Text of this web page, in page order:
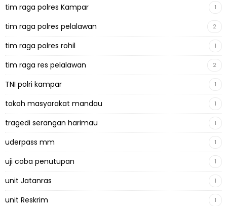
tim raga polres Kampar 1
tim raga polres pelalawan 2
tim raga polres rohil 1
tim raga res pelalawan 2
TNI polri kampar 1
tokoh masyarakat mandau 1
tragedi serangan harimau 1
uderpass mm 1
uji coba penutupan 1
unit Jatanras 1
unit Reskrim 1